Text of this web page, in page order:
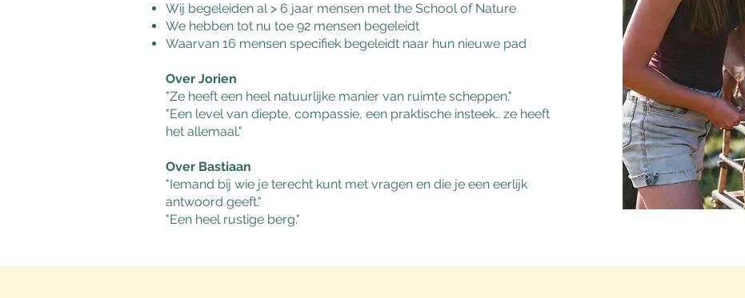
Wij begeleiden al > 6 jaar mensen met the School of Nature
We hebben tot nu toe 92 mensen begeleidt
Waarvan 16 mensen specifiek begeleidt naar hun nieuwe pad
Over Jorien
"Ze heeft een heel natuurlijke manier van ruimte scheppen."
"Een level van diepte, compassie, een praktische insteek.. ze heeft
het allemaal."
Over Bastiaan
"Iemand bij wie je terecht kunt met vragen en die je een eerlijk
antwoord geeft."
"Een heel rustige berg."